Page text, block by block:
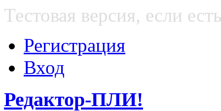
Тестовая версия, если
Регистрация
Вход
Редактор-ПЛИ!